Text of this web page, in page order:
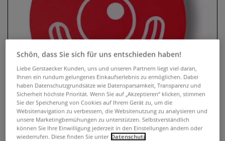
Schön, dass Sie sich für uns entschieden haben!
Liebe Gerstaecker Kunden, uns und unseren Partnern liegt viel daran,
Ihnen ein rundum gelungenes Einkaufserlebnis zu ermöglichen. Dabei
haben Datenschutzgrundsätze wie Datensparsamkeit, Transparenz und
Sicherheit höchste Priorität. Wenn Sie auf „Akzeptieren“ klicken, stimmen
Sie der Speicherung von Cookies auf Ihrem Gerät zu, um die
Websitenavigation zu verbessern, die Websitenutzung zu analysieren und
unsere Marketingbemühungen zu unterstützen. Selbstverständlich
können Sie Ihre Einwilligung jederzeit in den Einstellungen ändern oder
wiederrufen. Diese finden Sie unter Datenschutz